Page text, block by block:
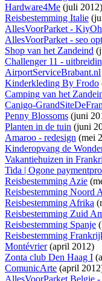
Hardware4Me (juli 2012)
Reisbestemming Italie
AllesVoorParket -
AllesVoorParket - seo
Shop van het Zandeind
Challenger 11 -
AirportServiceBrabant.nl
Kinderkleding By Frodo
Camping van het
Canigo-
Penny Blossoms (juni
Planten in de tuin (juni
Amaroo - redesign (mei
Kinderopvang de
Vakantiehuizen in
Tida | Ogone
Reisbestemming Azie
Reisbestemming Noord
Reisbestemming Afrika
Reisbestemming Zuid
Reisbestemming Spanje
Reisbestemming
Montévrier(april 2012)
Zonta club Den Haag I
ComunicArte (april